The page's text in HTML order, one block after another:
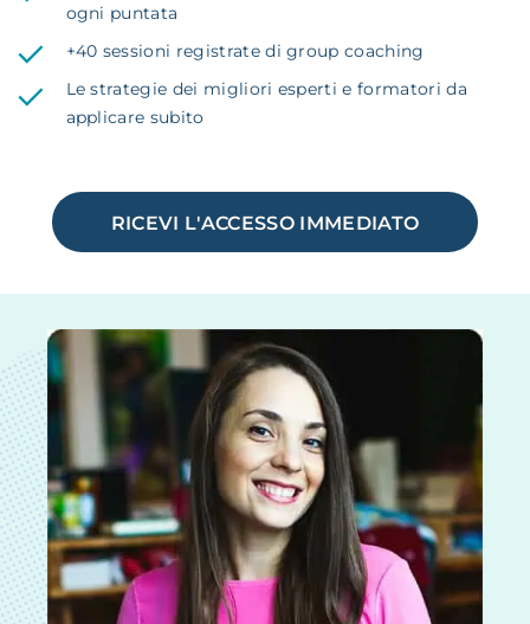
ogni puntata
+40 sessioni registrate di group coaching
Le strategie dei migliori esperti e formatori da
applicare subito
RICEVI L'ACCESSO IMMEDIATO